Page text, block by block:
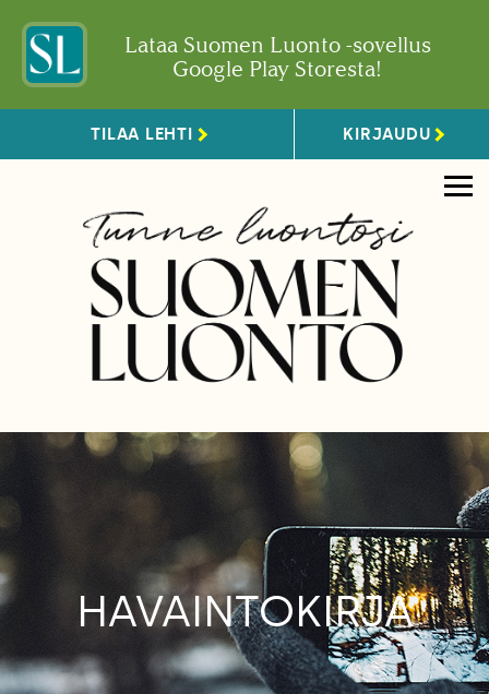
Lataa Suomen Luonto -sovellus
Google Play Storesta!
TILAA LEHTI KIRJAUDU
HAVAINTOKIRJA